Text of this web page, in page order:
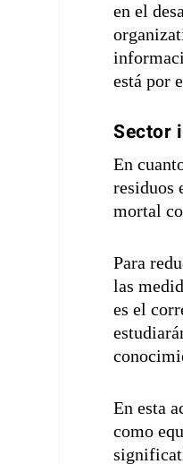
en el
está por
Sector
En
residuos
mortal
Para
las
es el
En esta
como